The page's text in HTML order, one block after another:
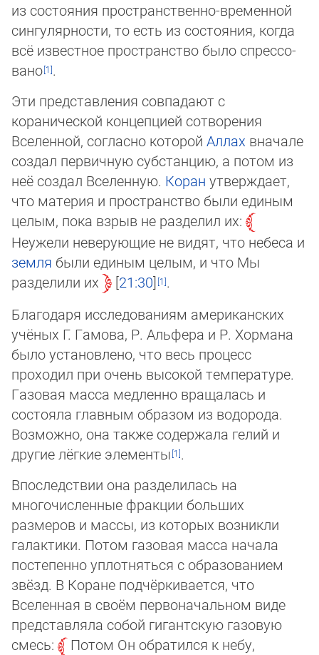
из состояния пространственно-временной
сингуляр­нос­ти, то есть из состояния, когда
всё известное пространство было спрес­со­
ва­но .
Эти представления совпадают с
коранической концепцией сотворения
Вселенной, сог­ласно которой Аллах вначале
создал первичную субстанцию, а потом из
неё создал Вселенную. Коран утверждает,
что материя и пространство были единым
целым, пока взрыв не разделил их:
Неужели неверующие не видят, что небеса и
земля были еди­ным целым, и что Мы
разделили их
21:30
.
Благодаря исследованиям американских
учёных Г. Гамова, Р. Альфера и Р. Хормана
бы­ло установлено, что весь процесс
проходил при очень высокой температуре.
Га­зо­вая масса медленно вращалась и
состояла главным образом из водорода.
Воз­мож­но, она также содержала гелий и
другие лёгкие элементы
.
Впоследствии она разделилась на
многочисленные фракции больших
размеров и мас­сы, из которых возникли
галактики. Потом газовая масса начала
постепенно уп­лот­нять­ся с образованием
звёзд. В Коране подчёркивается, что
Вселенная в своём пер­во­на­чаль­ном виде
представляла собой гигантскую газовую
смесь:
Потом Он об­ра­тил­ся к небу,